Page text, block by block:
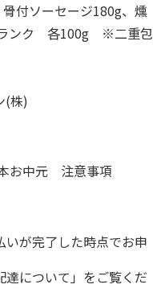
付ソーセージ180g、燻
ランク 各100g ※二重包
(株)
お中元 注意事項
が完了した時点でお申
について」をご覧くだ